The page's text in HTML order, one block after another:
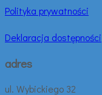
Polityka prywatności
Deklaracja dostępności
adres
ul. Wybickiego 32